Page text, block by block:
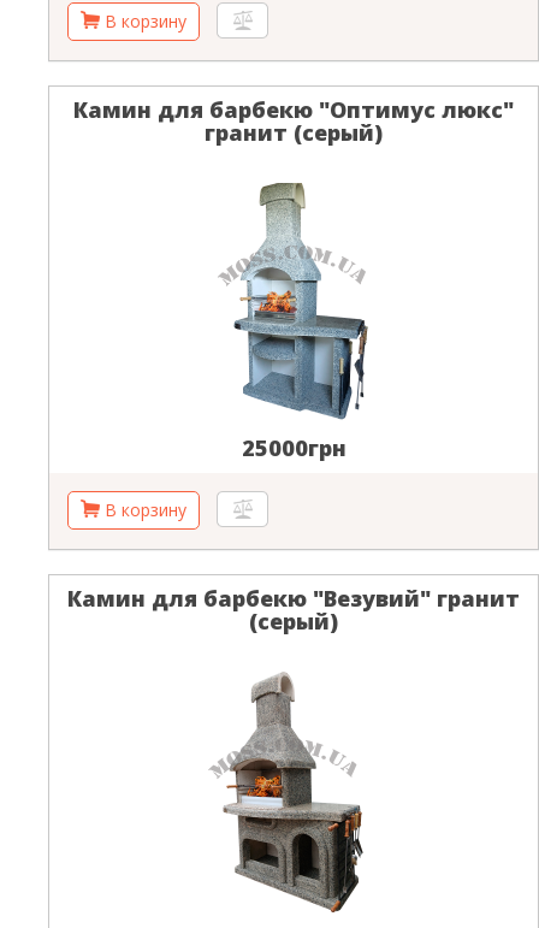
Камин для барбекю "Оптимус люкс"
гранит (серый)
25000грн
Камин для барбекю "Везувий" гранит
(серый)